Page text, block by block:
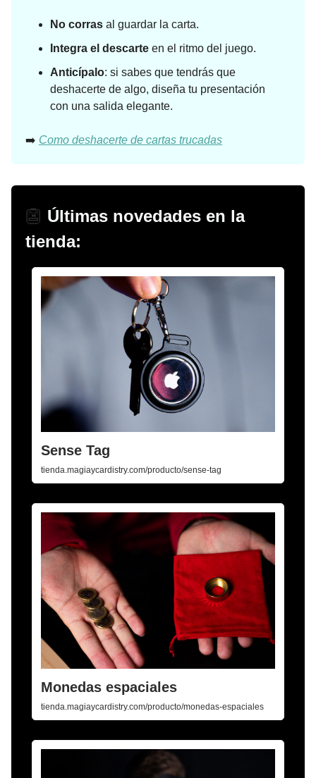
No corras al guardar la carta.
Integra el descarte en el ritmo del juego.
Anticípalo: si sabes que tendrás que
deshacerte de algo, diseña tu presentación
con una salida elegante.
➡️ Como deshacerte de cartas trucadas
👺 Últimas novedades en la
tienda:
Sense Tag
tienda.magiaycardistry.com/producto/sense-tag
Monedas espaciales
tienda.magiaycardistry.com/producto/monedas-espaciales